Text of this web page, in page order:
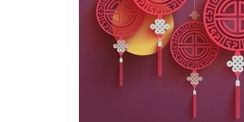
e
a
r
c